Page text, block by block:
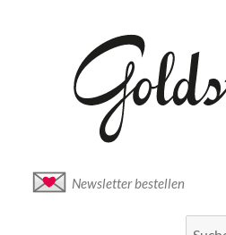
Newsletter bestellen